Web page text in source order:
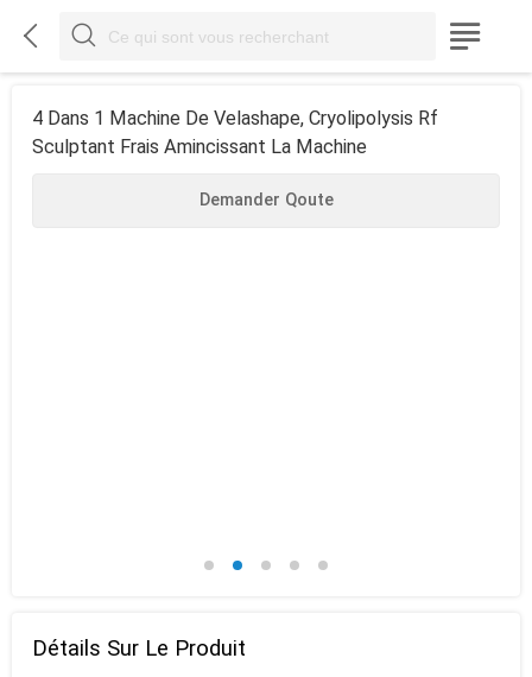
  
4 Dans 1 Machine De Velashape, Cryolipolysis Rf
Sculptant Frais Amincissant La Machine
Demander Qoute
Détails Sur Le Produit